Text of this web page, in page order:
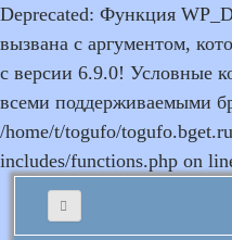
Deprecated: Функция
вызвана с аргументом,
с версии 6.9.0! Условные
всеми поддерживаемыми
/home/t/togufo/
includes/functions.php on